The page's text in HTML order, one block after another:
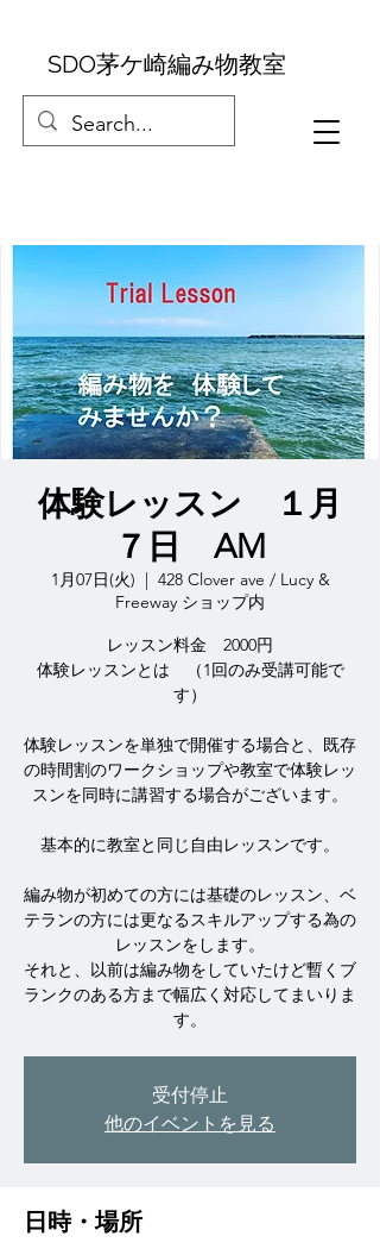
SDO茅ケ崎編み物教室
体験レッスン １月
７日 AM
1月07日(火)
  |
428 Clover ave / Lucy &
Freeway ショップ内
レッスン料金 2000円
体験レッスンとは （1回のみ受講可能で
す）
体験レッスンを単独で開催する場合と、既存
の時間割のワークショップや教室で体験レッ
スンを同時に講習する場合がございます。
基本的に教室と同じ自由レッスンです。
編み物が初めての方には基礎のレッスン、ベ
テランの方には更なるスキルアップする為の
レッスンをします。
それと、以前は編み物をしていたけど暫くブ
ランクのある方まで幅広く対応してまいりま
受付停止
他のイベントを見る
日時・場所